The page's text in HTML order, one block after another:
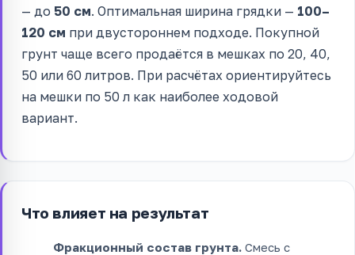
— до 50 см. Оптимальная ширина грядки — 100–
120 см при двустороннем подходе. Покупной
грунт чаще всего продаётся в мешках по 20, 40,
50 или 60 литров. При расчётах ориентируйтесь
на мешки по 50 л как наиболее ходовой
вариант.
Что влияет на результат
Фракционный состав грунта. Смесь с